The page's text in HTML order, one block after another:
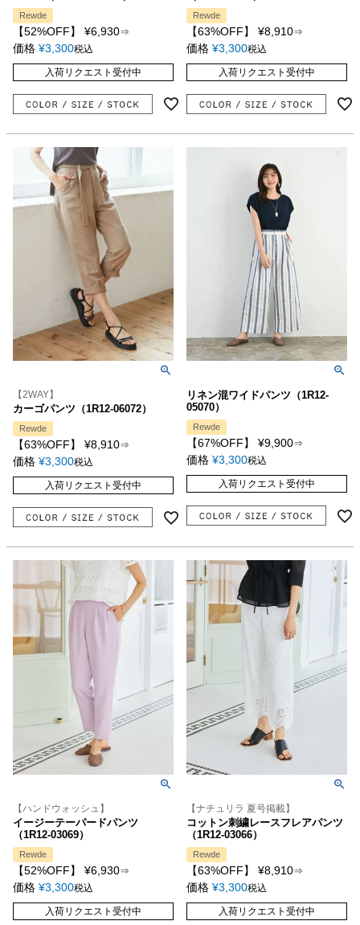
Rewde
【52%OFF】 ¥6,930⇒
価格 ¥3,300税込
入荷リクエスト受付中
Rewde
【63%OFF】 ¥8,910⇒
価格 ¥3,300税込
入荷リクエスト受付中
【2WAY】
カーゴパンツ（1R12-06072）
Rewde
【63%OFF】 ¥8,910⇒
価格 ¥3,300税込
入荷リクエスト受付中
リネン混ワイドパンツ（1R12-
05070）
Rewde
【67%OFF】 ¥9,900⇒
価格 ¥3,300税込
入荷リクエスト受付中
【ハンドウォッシュ】
イージーテーパードパンツ
（1R12-03069）
Rewde
【52%OFF】 ¥6,930⇒
価格 ¥3,300税込
入荷リクエスト受付中
【ナチュリラ 夏号掲載】
コットン刺繍レースフレアパンツ
（1R12-03066）
Rewde
【63%OFF】 ¥8,910⇒
価格 ¥3,300税込
入荷リクエスト受付中